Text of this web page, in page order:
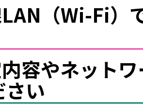
（Wi-Fi）
容やネット
い